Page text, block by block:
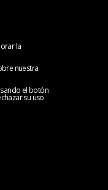
la
nuestra
el botón
su uso